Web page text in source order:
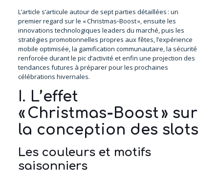
L’article s’articule autour de sept parties détaillées : un
premier regard sur le « Christmas‑Boost », ensuite les
innovations technologiques leaders du marché, puis les
stratégies promotionnelles propres aux fêtes, l’expérience
mobile optimisée, la gamification communautaire, la sécurité
renforcée durant le pic d’activité et enfin une projection des
tendances futures à préparer pour les prochaines
célébrations hivernales.
I. L’effet
« Christmas‑Boost » sur
la conception des slots
Les couleurs et motifs
saisonniers